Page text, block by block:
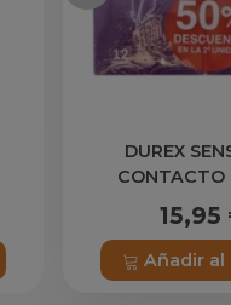
DUREX
CONTACTO
15,95
Añadir al